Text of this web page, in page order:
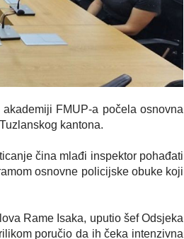
FMUP-a počela osnovna
kantona.
čina mlađi inspektor pohađati
osnovne policijske obuke koji
Rame Isaka, uputio šef Odsjeka
poručio da ih čeka intenzivna